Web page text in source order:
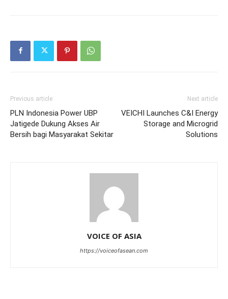
Previous article
PLN Indonesia Power UBP
Jatigede Dukung Akses Air
Bersih bagi Masyarakat Sekitar
Next article
VEICHI Launches C&I Energy
Storage and Microgrid
Solutions
VOICE OF ASIA
https://voiceofasean.com